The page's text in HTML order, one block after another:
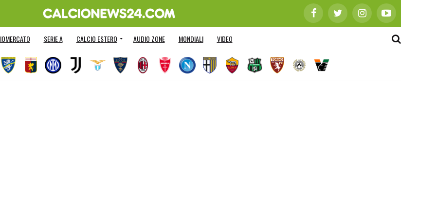
SERIE A CALCIO ESTERO AUDIO ZONE MONDIALI VIDEO